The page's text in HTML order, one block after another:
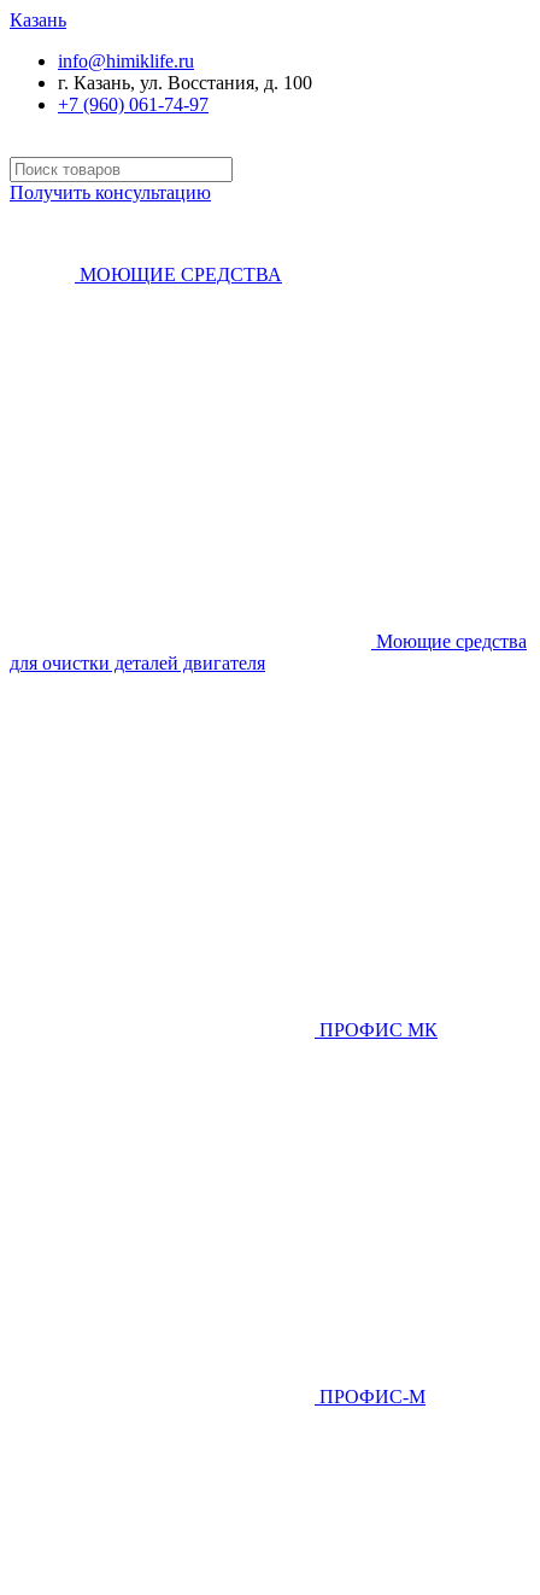
Казань
info@himiklife.ru
г. Казань, ул. Восстания, д. 100
+7 (960) 061-74-97
Получить консультацию
МОЮЩИЕ СРЕДСТВА
Моющие средства
для очистки деталей двигателя
ПРОФИС МК
ПРОФИС-М